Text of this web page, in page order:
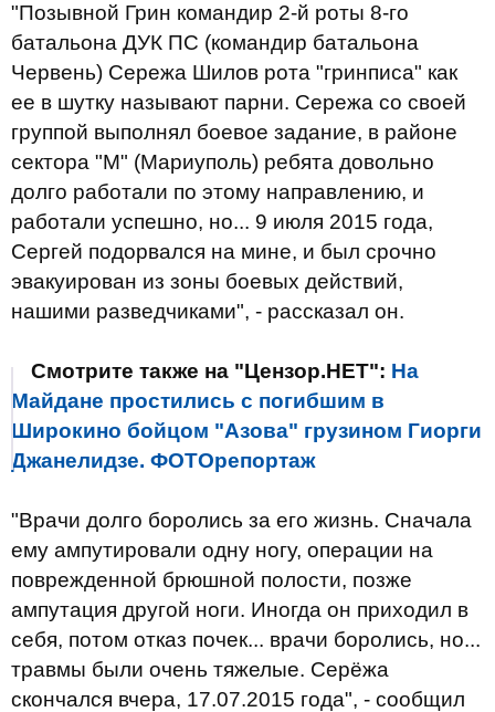
"Позывной Грин командир 2-й роты 8-го
батальона ДУК ПС (командир батальона
Червень) Сережа Шилов рота "гринписа" как
ее в шутку называют парни. Сережа со своей
группой выполнял боевое задание, в районе
сектора "М" (Мариуполь) ребята довольно
долго работали по этому направлению, и
работали успешно, но... 9 июля 2015 года,
Сергей подорвался на мине, и был срочно
эвакуирован из зоны боевых действий,
нашими разведчиками", - рассказал он.
Смотрите также на "Цензор.НЕТ": На
Майдане простились с погибшим в
Широкино бойцом "Азова" грузином Гиорги
Джанелидзе. ФОТОрепортаж
"Врачи долго боролись за его жизнь. Сначала
ему ампутировали одну ногу, операции на
поврежденной брюшной полости, позже
ампутация другой ноги. Иногда он приходил в
себя, потом отказ почек... врачи боролись, но...
травмы были очень тяжелые. Серёжа
скончался вчера, 17.07.2015 года", - сообщил